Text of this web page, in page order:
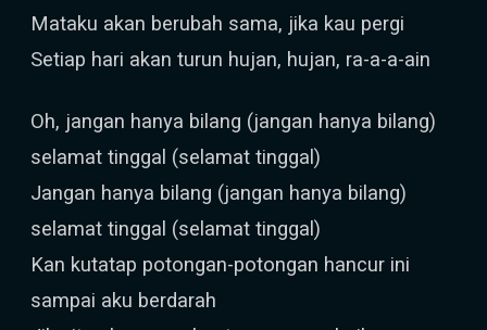
Mataku akan berubah sama, jika kau pergi
Setiap hari akan turun hujan, hujan, ra-a-a-ain
Oh, jangan hanya bilang (jangan hanya bilang)
selamat tinggal (selamat tinggal)
Jangan hanya bilang (jangan hanya bilang)
selamat tinggal (selamat tinggal)
Kan kutatap potongan-potongan hancur ini
sampai aku berdarah